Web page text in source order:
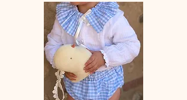
en cours.
♡ Lavage à la main ou en machine
30° max, couleurs similaires, cycle
délicat. Ne pas utilser de sèche-linge.